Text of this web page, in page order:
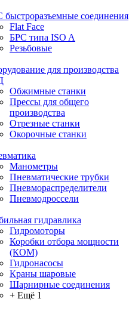
быстроразъемные соединения
Flat Face
БРС типа ISO A
Резьбовые
для производства
Обжимные станки
Прессы для общего
производства
Отрезные станки
Окорочные станки
Манометры
Пневматические трубки
Пневмораспределители
Пневмодроссели
гидравлика
Гидромоторы
Коробки отбора мощности
(КОМ)
Гидронасосы
Краны шаровые
Шарнирные соединения
+ Ещё 1